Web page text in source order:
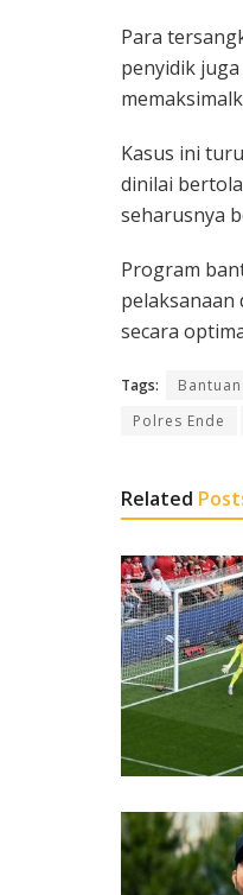
Para
penyidik
Kasus ini
dinilai
seharusnya
Program
pelaksanaan
secara
Tags:
Polres Ende
Related